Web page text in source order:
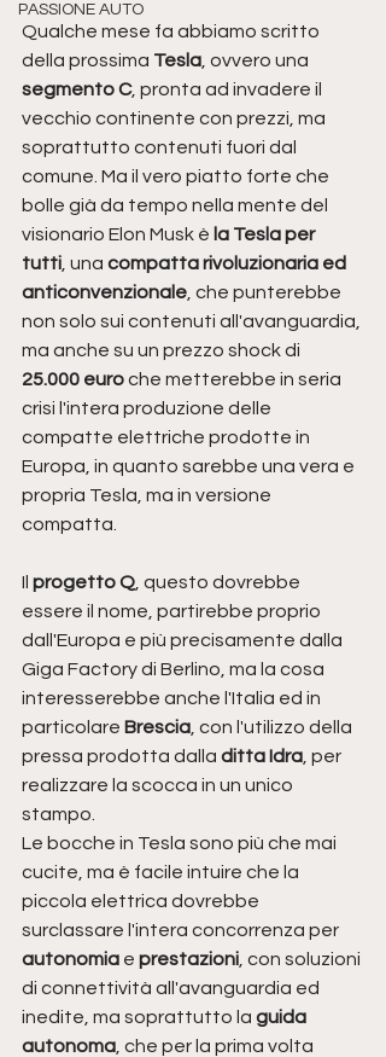
PASSIONE AUTO
Qualche mese fa abbiamo scritto
della prossima Tesla , ovvero una
segmento C, pronta ad invadere il
vecchio continente con prezzi, ma
soprattutto contenuti fuori dal
comune. Ma il vero piatto forte che
bolle già da tempo nella mente del
visionario Elon Musk è la Tesla per
tutti , una compatta rivoluzionaria ed
anticonvenzionale , che punterebbe
non solo sui contenuti all'avanguardia,
ma anche su un prezzo shock di
25.000 euro che metterebbe in seria
crisi l'intera produzione delle
compatte elettriche prodotte in
Europa, in quanto sarebbe una vera e
propria Tesla, ma in versione
compatta.
Il progetto Q , questo dovrebbe
essere il nome, partirebbe proprio
dall'Europa e più precisamente dalla
Giga Factory di Berlino, ma la cosa
interesserebbe anche l'Italia ed in
particolare Brescia , con l'utilizzo della
pressa prodotta dalla ditta Idra , per
realizzare la scocca in un unico
stampo.
Le bocche in Tesla sono più che mai
cucite, ma è facile intuire che la
piccola elettrica dovrebbe
surclassare l'intera concorrenza per
autonomia e prestazioni , con soluzioni
di connettività all'avanguardia ed
inedite, ma soprattutto la guida
autonoma , che per la prima volta